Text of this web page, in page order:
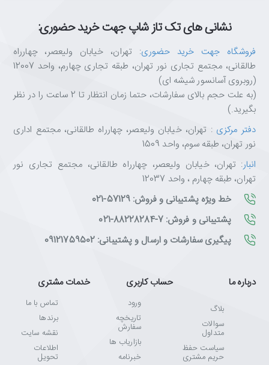
نشانی های تک تاز شاپ جهت خرید حضوری:
فروشگاه جهت خرید حضوری: تهران، خیابان ولیعصر، چهارراه
طالقانی، مجتمع تجاری نور تهران، طبقه تجاری چهارم، واحد 12007
(روبروی آسانسور شیشه ای)
(به علت حجم بالای سفارشات، حتما زمان انتظار تا 2 ساعت را در نظر
بگیرید.)
دفتر مرکزی : تهران، خیابان ولیعصر، چهارراه طالقانی، مجتمع اداری
نور تهران، طبقه سوم، واحد 1509
انبار: تهران، خیابان ولیعصر، چهارراه طالقانی، مجتمع تجاری نور
تهران، طبقه چهارم ، واحد 12037
خط ویژه پشتیبانی و فروش: 57129-021
پشتیبانی و فروش: 7-88228284-021
پیگیری سفارشات و ارسال و پشتیبانی: 09121759502
درباره ما
بلاگ
سوالات
متداول
سیاست حفظ
حریم مشتری
حساب کاربری
ورود
تاریخچه
سفارش
بازاریاب ها
خبرنامه
خدمات مشتری
تماس با ما
برندها
نقشه سایت
اطلاعات
تحویل